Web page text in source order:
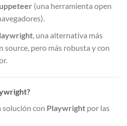
(una herramienta open
, una alternativa más
source, pero más robusta y con
con Playwright por las